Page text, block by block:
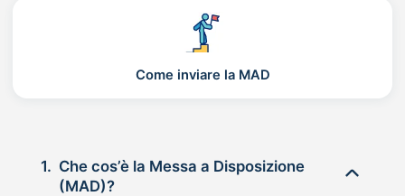
Come inviare la MAD
1. Che cos’è la Messa a Disposizione
(MAD)?